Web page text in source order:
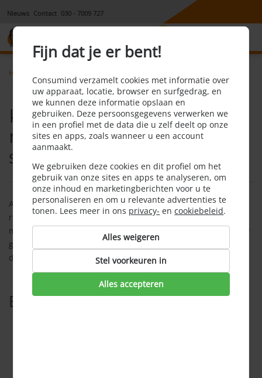
Nieuws Contact 030 - 7009 727
Home
Kan ik wel verhuizen als mijn huis onder water staat
Kan ik wel verhuizen als
mijn huis onder water
staat?
Als je huis ‘onder water staat’ verkoopt je de woning met een
restschuld. In sommige gevallen kun je de restschuld
meefinancieren in een nieuwe hypotheek. Raadpleeg in ieder
geval een
hypotheekadviseur die je kan voorzien van
deskundig advies.
Bekijk ook
Fijn dat je er bent!
Consumind verzamelt cookies met informatie over
uw apparaat, locatie, browser en surfgedrag, en
we kunnen deze informatie opslaan en
gebruiken. Deze persoonsgegevens verwerken we
in een profiel met de data die u zelf deelt op onze
sites en apps, zoals wanneer u een account
aanmaakt.
We gebruiken deze cookies en dit profiel om het
gebruik van onze sites en apps te analyseren, om
onze inhoud en marketingberichten voor u te
personaliseren en om u relevante advertenties te
tonen. Lees meer in ons privacy- encookiebeleid.
Alles weigeren
Stel voorkeuren in
Alles accepteren